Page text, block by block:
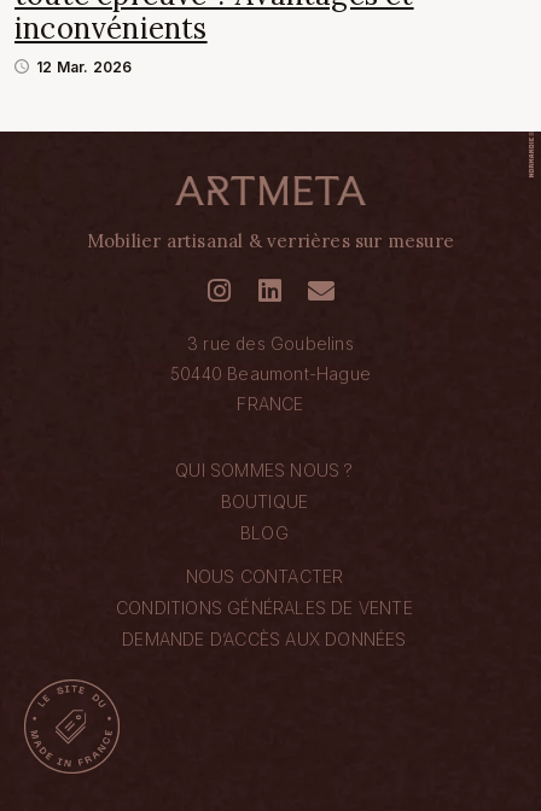
inconvénients
12 Mar. 2026
Mobilier artisanal & verrières sur mesure
3 rue des Goubelins
50440 Beaumont-Hague
FRANCE
QUI SOMMES NOUS ?
BOUTIQUE
BLOG
NOUS CONTACTER
CONDITIONS GÉNÉRALES DE VENTE
DEMANDE D’ACCÈS AUX DONNÉES